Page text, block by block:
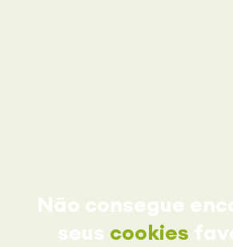
Não consegue
seus cookies